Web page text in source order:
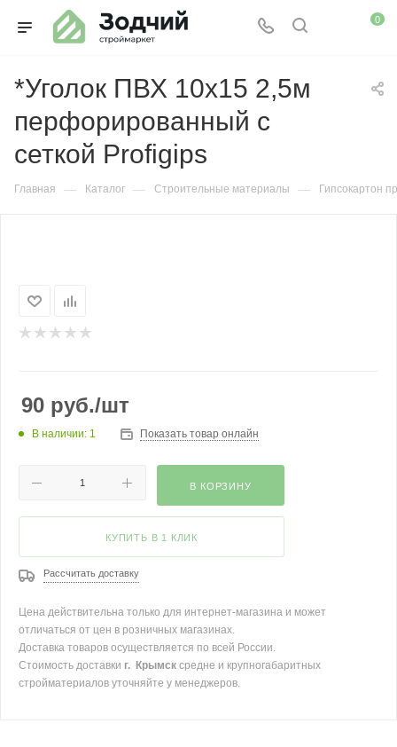
0
*Уголок ПВХ 10х15 2,5м
перфорированный с
сеткой Profigips
Главная — Каталог — Строительные материалы — Гипсокартон
90 руб./шт
В наличии: 1 Показать товар онлайн
В КОРЗИНУ
КУПИТЬ В 1 КЛИК
Рассчитать доставку
Цена действительна только для интернет-магазина и может
отличаться от цен в розничных магазинах.
Доставка товаров осуществляется по всей России.
Стоимость доставки г. Крымск средне и крупногабаритных
стройматериалов уточняйте у менеджеров.